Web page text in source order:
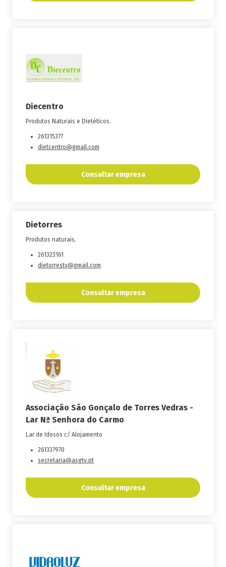
Diecentro
Produtos Naturais e Dietéticos.
261315377
dietcentro@gmail.com
Consultar empresa
Dietorres
Produtos naturais.
261323161
dietorrestv@gmail.com
Consultar empresa
Associação São Gonçalo de Torres Vedras -
Lar Nª Senhora do Carmo
Lar de Idosos c/ Alojamento
261337970
secretaria@asgtv.pt
Consultar empresa